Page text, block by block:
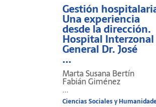
Gestión
Una experiencia
desde la dirección.
Hospital Interzonal
General Dr. José
...
Marta Susana Bertín
Fabián Giménez
...
Ciencias Sociales y